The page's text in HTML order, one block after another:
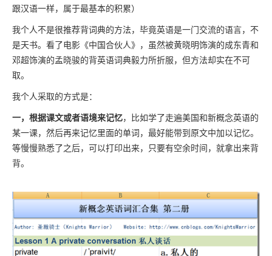
跟汉语一样，属于最基本的积累）
我个人不是很推荐背词典的方法，毕竟英语是一门交流的语言，不
是天书。看了电影《中国合伙人》，虽然被黄晓明饰演的成东青和
邓超饰演的孟晓骏的背英语词典毅力所折服，但方法却实在不可
取。
我个人采取的方式是：
一，根据课文或者语境来记忆，比如学了走遍美国和新概念英语的
某一课，然后再来记忆里面的单词，最好能带到原文中加以记忆。
等慢慢熟悉了之后，可以打印出来，只要有空余时间，就拿出来背
背。